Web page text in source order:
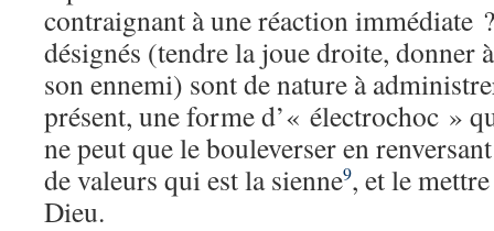
contraignant à une réaction immédiate
désignés (tendre la joue droite, donner
son ennemi) sont de nature à
présent, une forme d’« électrochoc »
ne peut que le bouleverser en
de valeurs qui est la sienne9, et le
Dieu.